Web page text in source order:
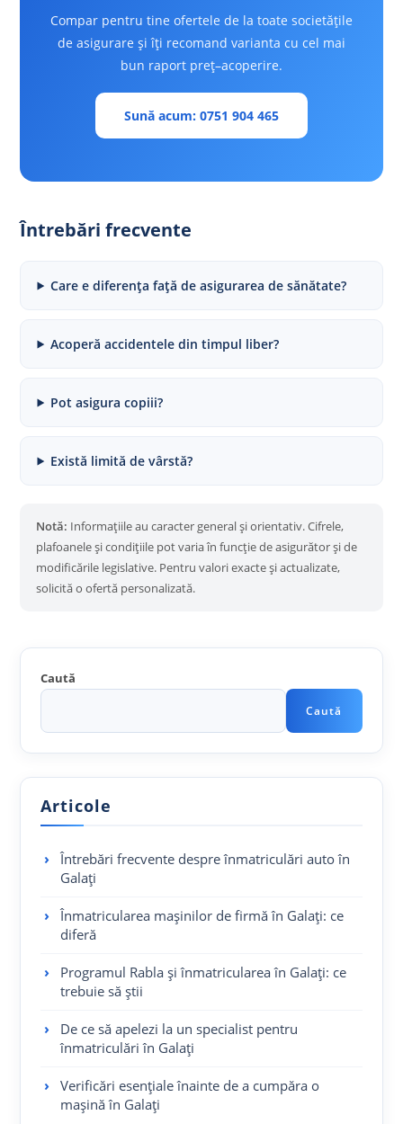
Compar pentru tine ofertele de la toate societățile
de asigurare și îți recomand varianta cu cel mai
bun raport preț–acoperire.
Sună acum: 0751 904 465
Întrebări frecvente
Care e diferența față de asigurarea de sănătate?
Acoperă accidentele din timpul liber?
Pot asigura copiii?
Există limită de vârstă?
Notă: Informațiile au caracter general și orientativ. Cifrele,
plafoanele și condițiile pot varia în funcție de asigurător și de
modificările legislative. Pentru valori exacte și actualizate,
solicită o ofertă personalizată.
Caută
Caută
Articole
Întrebări frecvente despre înmatriculări auto în
Galați
Înmatricularea mașinilor de firmă în Galați: ce
diferă
Programul Rabla și înmatricularea în Galați: ce
trebuie să știi
De ce să apelezi la un specialist pentru
înmatriculări în Galați
Verificări esențiale înainte de a cumpăra o
mașină în Galați